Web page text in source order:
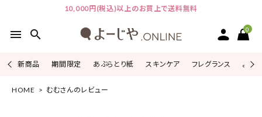
10,000円(税込)以上のお買上で送料無料
menu search 0
新商品 期間限定 あぶらとり紙 スキンケア フレグランス よじ
ACCOUNT MENU
HOME むむさんのレビュー